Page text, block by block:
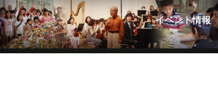
イベント情報